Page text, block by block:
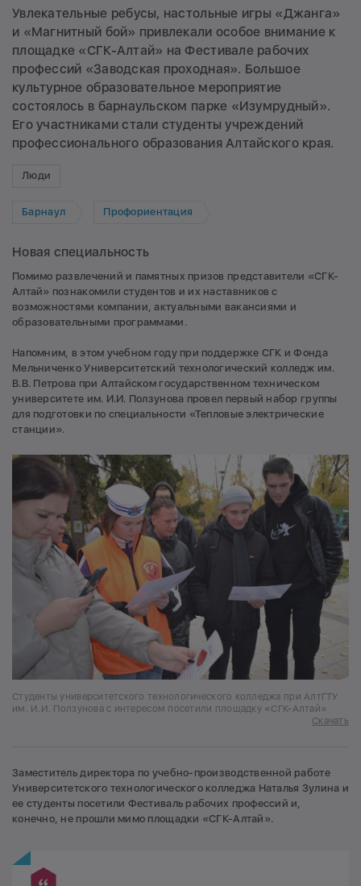
Увлекательные ребусы, настольные игры «Джанга»
и «Магнитный бой» привлекали особое внимание к
площадке «СГК-Алтай» на Фестивале рабочих
профессий «Заводская проходная». Большое
культурное образовательное мероприятие
состоялось в барнаульском парке «Изумрудный».
Его участниками стали студенты учреждений
профессионального образования Алтайского края.
Люди
Барнаул Профориентация
Новая специальность
Помимо развлечений и памятных призов представители «СГК-
Алтай» познакомили студентов и их наставников с
возможностями компании, актуальными вакансиями и
образовательными программами.
Напомним, в этом учебном году при поддержке СГК и Фонда
Мельниченко Университетский технологический колледж им.
В.В. Петрова при Алтайском государственном техническом
университете им. И.И. Ползунова провел первый набор группы
для подготовки по специальности «Тепловые электрические
станции».
Студенты университетского технологического колледжа при АлтГТУ
им. И.И. Ползунова с интересом посетили площадку «СГК-Алтай»
Скачать
Заместитель директора по учебно-производственной работе
Университетского технологического колледжа Наталья Зулина и
ее студенты посетили Фестиваль рабочих профессий и,
конечно, не прошли мимо площадки «СГК-Алтай».